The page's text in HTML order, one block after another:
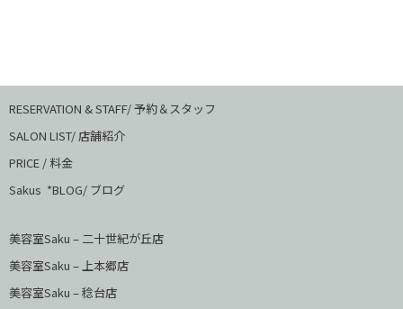
RESERVATION & STAFF/ 予約＆スタッフ
SALON LIST/ 店舗紹介
PRICE / 料金
Sakus *BLOG/ ブログ
美容室Saku – 二十世紀が丘店
美容室Saku –上本郷店
美容室Saku –稔台店